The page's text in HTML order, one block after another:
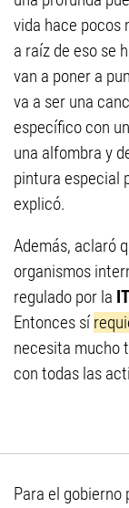
vida hace pocos
a raíz de eso se
van a poner a
va a ser una
específico con
una alfombra y
pintura especial
explicó.
Además, aclaró
organismos
regulado por la
Entonces sí
necesita mucho
con todas las
Para el